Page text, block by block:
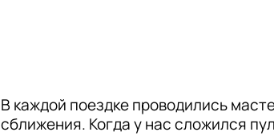
В каждой поездке проводились
сближения. Когда у нас сложился